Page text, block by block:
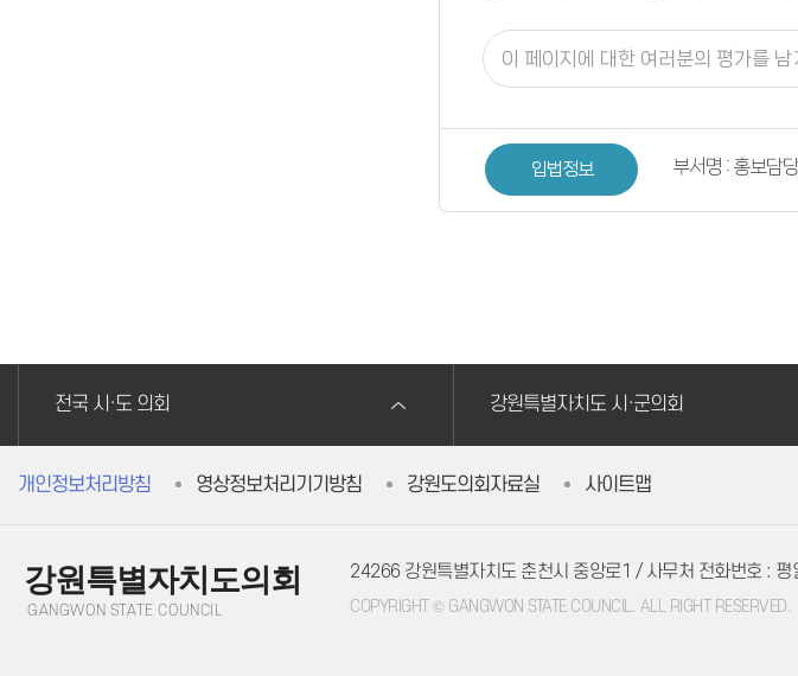
입법정보 부서명 : 홍보담
전국 시·도 의회 강원특별자치도 시·군의회
개인정보처리방침 영상정보처리기기방침 강원도의회자료실 사이트맵
강원특별자치도의회
GANGWON STATE COUNCIL
24266 강원특별자치도 춘천시 중앙로1 / 사무처 전화번호 :
COPYRIGHT © GANGWON STATE COUNCIL. ALL RIGHT RESERVED.